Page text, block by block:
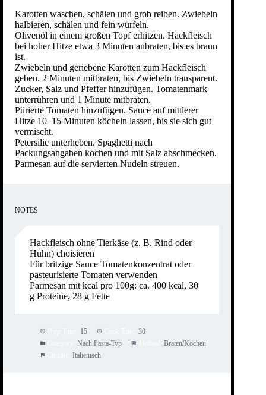
Karotten waschen, schälen und grob reiben. Zwiebeln
halbieren, schälen und fein würfeln.
Olivenöl in einem großen Topf erhitzen. Hackfleisch
bei hoher Hitze etwa 3 Minuten anbraten, bis es braun
ist.
Zwiebeln und geriebene Karotten zum Hackfleisch
geben. 2 Minuten mitbraten, bis Zwiebeln transparent.
Zucker, Salz und Pfeffer hinzufügen. Tomatenmark
unterrühren und 1 Minute mitbraten.
Pürierte Tomaten hinzufügen. Sauce auf mittlerer
Hitze 10–15 Minuten köcheln lassen, bis sie sich gut
vermischt.
Petersilie unterheben. Spaghetti nach
Packungsangaben kochen und mit Salz abschmecken.
Parmesan auf die servierten Nudeln streuen.
NOTES
Hackfleisch ohne Tierkäse (z. B. Rind oder
Huhn) choisieren
Für britzige Sauce Tomatenkonzentrat oder
pasteurisierte Tomaten verwenden
Parmesan mit kcal pro 100g: ca. 400 kcal, 30
g Proteine, 28 g Fette
15
30
Nach Pasta-Typ
Braten/Kochen
Italienisch